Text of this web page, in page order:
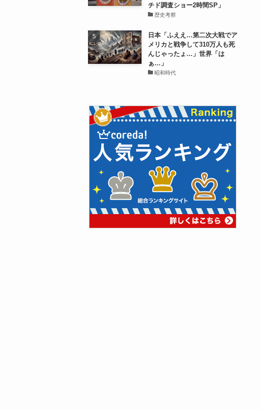
チド調査ショー2時間SP」
歴史考察
日本「ふええ…第二次大戦でア
メリカと戦争して310万人も死
んじゃったょ…」世界「は
ぁ…」
昭和時代